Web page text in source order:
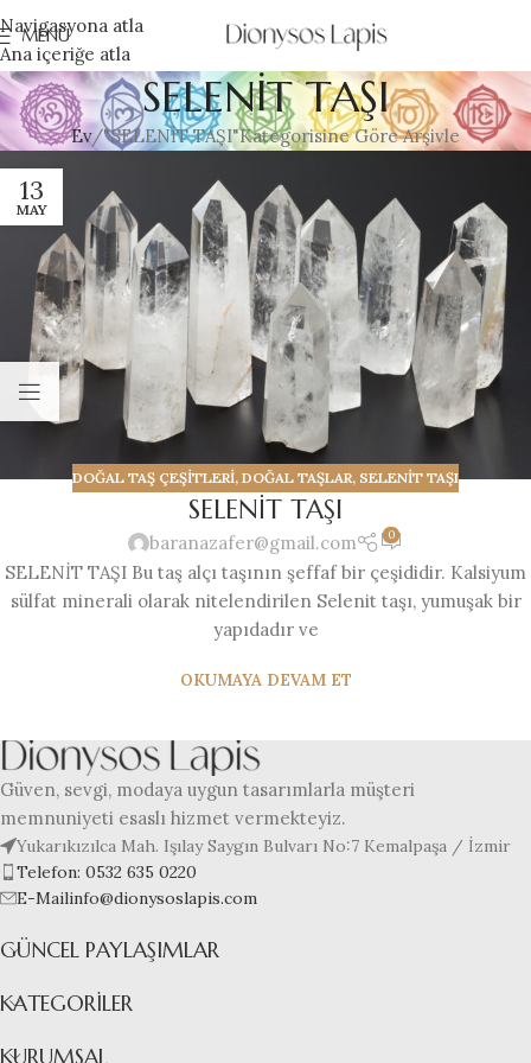
Navigasyona atla
Ana içeriğe atla
MENÜ
SELENİT TAŞI
Ev "SELENİT TAŞI"Kategorisine Göre Arşivle
13
MAY
DOĞAL TAŞ ÇEŞİTLERİ, DOĞAL TAŞLAR, SELENİT TAŞI
SELENİT TAŞI
baranazafer@gmail.com 0
SELENİT TAŞI Bu taş alçı taşının şeffaf bir çeşididir. Kalsiyum
sülfat minerali olarak nitelendirilen Selenit taşı, yumuşak bir
yapıdadır ve
OKUMAYA DEVAM ET
Güven, sevgi, modaya uygun tasarımlarla müşteri
memnuniyeti esaslı hizmet vermekteyiz.
Yukarıkızılca Mah. Işılay Saygın Bulvarı No:7 Kemalpaşa / İzmir
Telefon: 0532 635 0220
E-Mailinfo@dionysoslapis.com
GÜNCEL PAYLAŞIMLAR
KATEGORILER
KURUMSAL